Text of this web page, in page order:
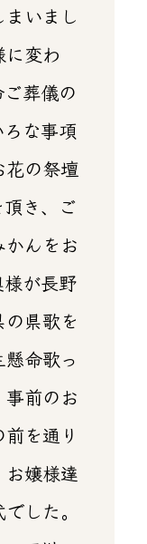
いまし
変わ
葬儀の
な事項
花の祭壇
き、ご
んをお
が長野
県歌を
命歌っ
前のお
を通り
お嬢様達
した。